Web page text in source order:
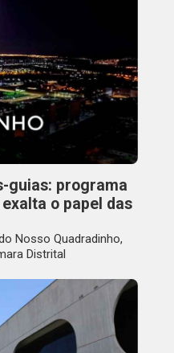
guias: programa
exalta o papel das
Nosso Quadradinho,
Distrital